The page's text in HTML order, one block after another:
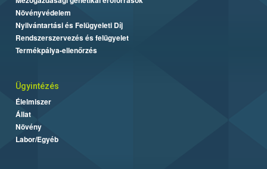
Növényvédelem
Nyilvántartási és Felügyeleti Díj
Rendszerszervezés és felügyelet
Termékpálya-ellenőrzés
Ügyintézés
Élelmiszer
Állat
Növény
Labor/Egyéb